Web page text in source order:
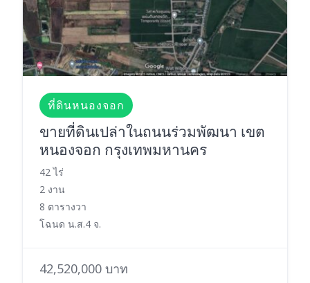
ที่ดินหนองจอก
ขายที่ดินเปล่าในถนนร่วมพัฒนา เขต
หนองจอก กรุงเทพมหานคร
42 ไร่
2 งาน
8 ตารางวา
โฉนด น.ส.4 จ.
42,520,000 บาท